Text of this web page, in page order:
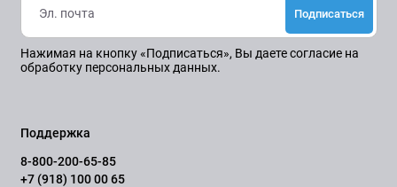
Подписаться
Нажимая на кнопку «Подписаться», Вы даетесогласие на
обработку персональных данных.
Поддержка
8-800-200-65-85
+7 (918) 100 00 65